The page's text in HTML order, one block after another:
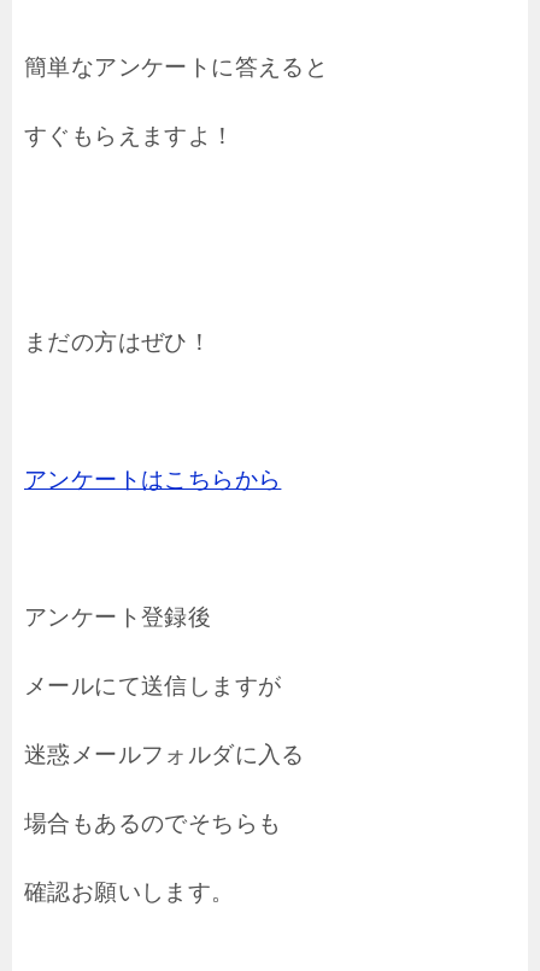
簡単なアンケートに答えると
すぐもらえますよ！
まだの方はぜひ！
アンケートはこちらから
アンケート登録後
メールにて送信しますが
迷惑メールフォルダに入る
場合もあるのでそちらも
確認お願いします。